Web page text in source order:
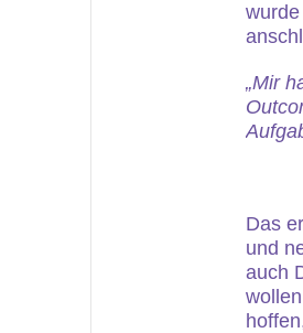
„Mir
Das
und
auch